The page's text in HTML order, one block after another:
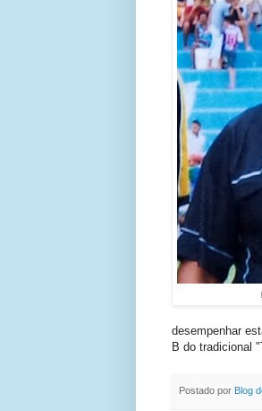
desempenhar
B do tradicional
Postado por Blog